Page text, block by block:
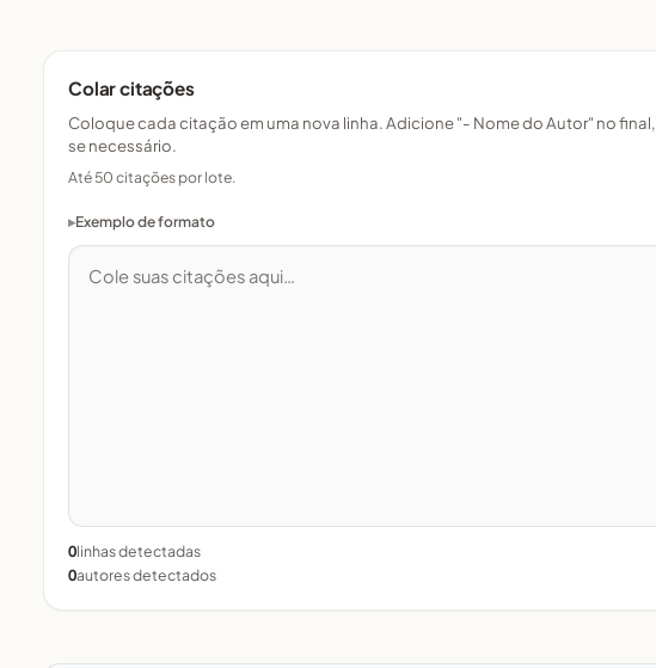
Colar citações
Coloque cada citação em uma nova linha. Adicione "- Nome do Autor" no final,
se necessário.
Até 50 citações por lote.
Exemplo de formato
0linhas detectadas
0autores detectados